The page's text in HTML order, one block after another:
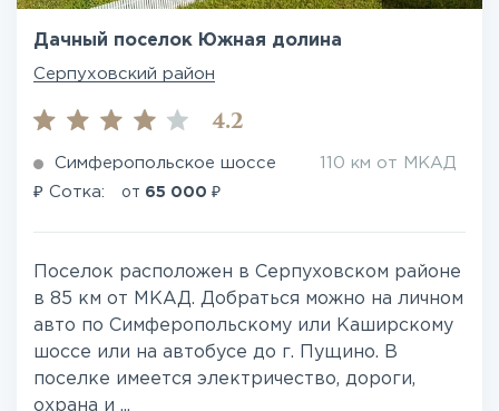
Дачный поселок Южная долина
Серпуховский район
4.2
Симферопольское шоссе 110 км от МКАД
₽ Сотка: от 65 000 ₽
Поселок расположен в Серпуховском районе
в 85 км от МКАД. Добраться можно на личном
авто по Симферопольскому или Каширскому
шоссе или на автобусе до г. Пущино. В
поселке имеется электричество, дороги,
охрана и ...